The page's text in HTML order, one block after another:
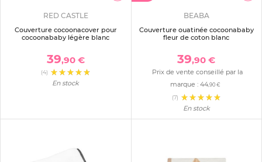
RED CASTLE
Couverture cocoonacover pour
cocoonababy légère blanc
39,90 €
(4)
En stock
BEABA
Couverture ouatinée cocoonababy
fleur de coton blanc
39,90 €
Prix de vente conseillé par la
marque : 44,90 €
(7)
En stock